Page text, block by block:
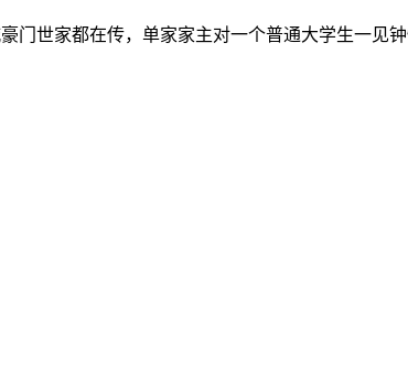
门世家都在传，单家家主对一个普通大学生一见